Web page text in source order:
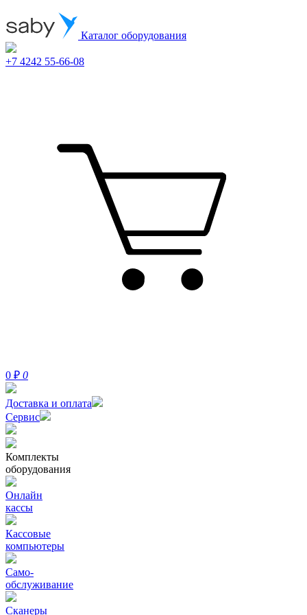
Каталог оборудования
+7 4242 55-66-08
0 ₽ 0
Доставка и оплата
Сервис
Комплекты
оборудования
Онлайн
кассы
Кассовые
компьютеры
Само-
обслуживание
Сканеры